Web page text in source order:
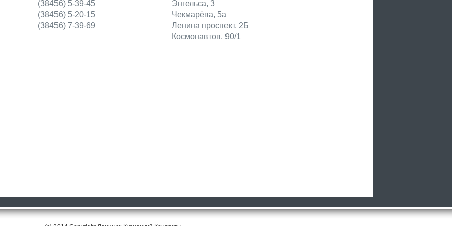
(38456) 5-39-45
Энгельса, 3
(38456) 5-20-15
Чекмарёва, 5а
(38456) 7-39-69
Ленина проспект, 2Б
Космонавтов, 90/1